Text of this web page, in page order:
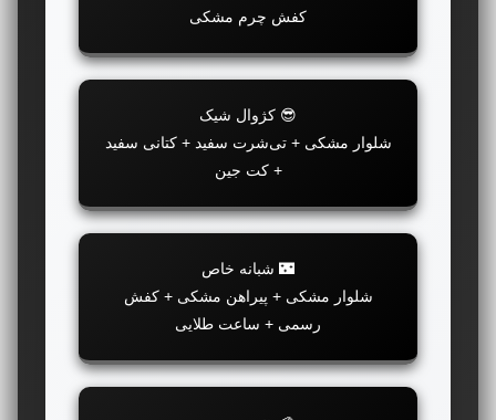
کفش چرم مشکی
😎 کژوال شیک
شلوار مشکی + تی‌شرت سفید + کتانی سفید
+ کت جین
🌃 شبانه خاص
شلوار مشکی + پیراهن مشکی + کفش
رسمی + ساعت طلایی